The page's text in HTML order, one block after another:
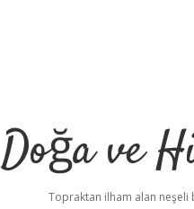
Doğa ve
Topraktan ilham alan neşeli